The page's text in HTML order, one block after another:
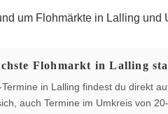
um Flohmärkte in Lalling und
Flohmarkt in Lalling
in Lalling findest du direkt
auch Termine im Umkreis von